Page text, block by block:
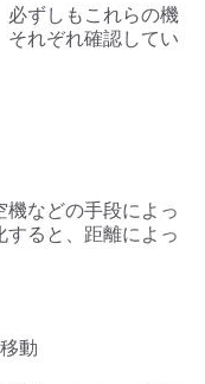
必ずしもこれらの機
れぞれ確認してい
などの手段によっ
すると、距離によっ
動